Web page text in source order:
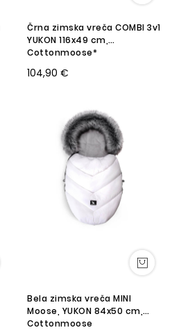
Črna zimska vreča COMBI 3v1
YUKON 116x49 cm,
Cottonmoose*
104,90 €
Bela zimska vreča MINI
Moose, YUKON 84x50 cm,
Cottonmoose